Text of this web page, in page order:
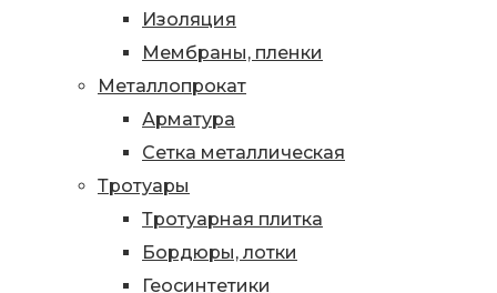
Изоляция
Мембраны, пленки
Металлопрокат
Арматура
Сетка металлическая
Тротуары
Тротуарная плитка
Бордюры, лотки
Геосинтетики